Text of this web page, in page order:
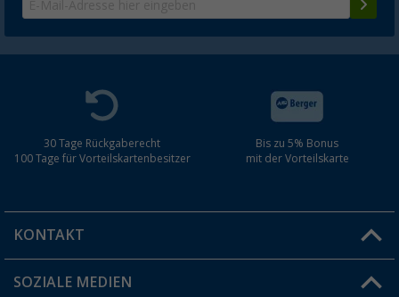
30 Tage Rückgaberecht
100 Tage für Vorteilskartenbesitzer
Bis zu 5% Bonus
mit der Vorteilskarte
KONTAKT
Du hast eine Frage?
SOZIALE MEDIEN